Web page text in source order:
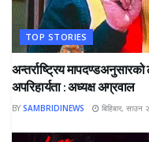
TOP STORIES
अन्तर्राष्ट्रिय
अपरिहार्यता : अध्यक्ष अग्रवाल
BY SAMBRIDINEWS बिहिबार,